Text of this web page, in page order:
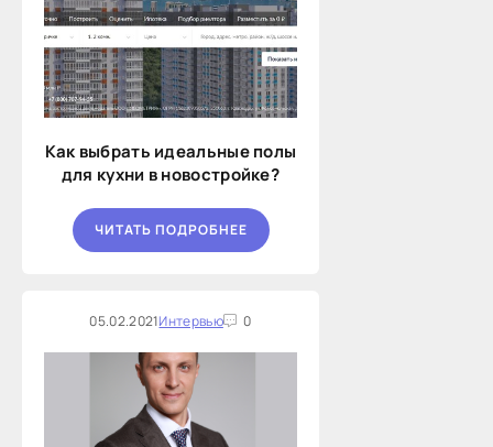
Как выбрать идеальные полы
для кухни в новостройке?
ЧИТАТЬ ПОДРОБНЕЕ
05.02.2021Интервью 0